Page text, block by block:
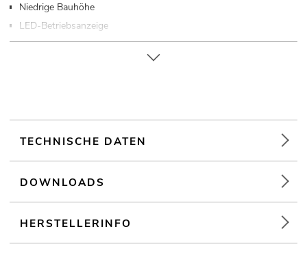
Niedrige Bauhöhe
LED-Betriebsanzeige
Entspricht EN60335-1 (PD3), EN61558-1, -2, -16
Weiterführende Informationen zu diesem Produkt finden Sie
TECHNISCHE DATEN
DOWNLOADS
HERSTELLERINFO